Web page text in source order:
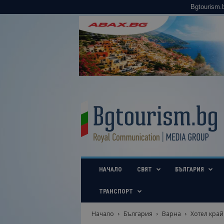
u
i
b
НАЧАЛО СВЯТ БЪЛГАРИЯ
ТРАНСПОРТ
Начало България Варна
Хотел